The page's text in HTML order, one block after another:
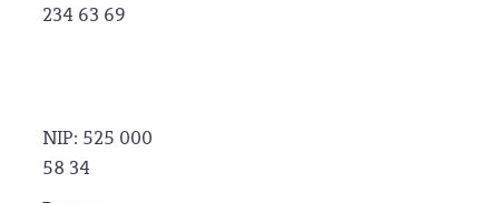
234 63 69
NIP: 525 000
58 34